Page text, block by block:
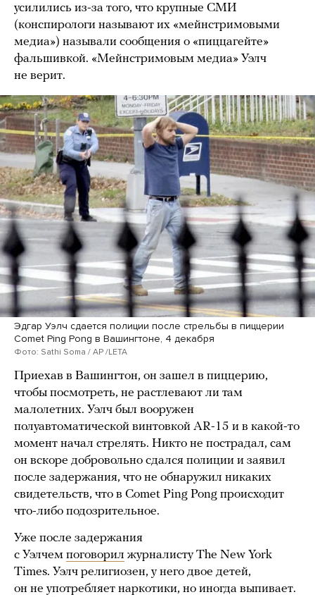
усилились из-за того, что крупные СМИ
(конспирологи называют их «мейнстримовыми
медиа») называли сообщения о «пиццагейте»
фальшивкой. «Мейнстримовым медиа» Уэлч
не верит.
Эдгар Уэлч сдается полиции после стрельбы в пиццерии
Comet Ping Pong в Вашингтоне, 4 декабря
Фото: Sathi Soma / AP /LETA
Приехав в Вашингтон, он зашел в пиццерию,
чтобы посмотреть, не растлевают ли там
малолетних. Уэлч был вооружен
полуавтоматической винтовкой AR-15 и в какой-то
момент начал стрелять. Никто не пострадал, сам
он вскоре добровольно сдался полиции и заявил
после задержания, что не обнаружил никаких
свидетельств, что в Comet Ping Pong происходит
что-либо подозрительное.
Уже после задержания
с Уэлчем поговорил журналисту The New York
Times. Уэлч религиозен, у него двое детей,
он не употребляет наркотики, но иногда выпивает.